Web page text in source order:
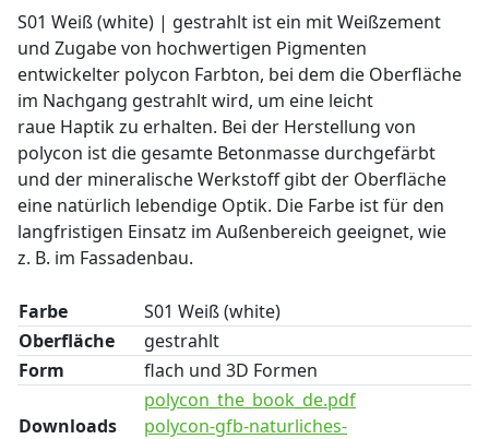
S01 Weiß (white) | gestrahlt ist ein mit Weißzement
und Zugabe von hochwertigen Pigmenten
entwickelter polycon Farbton, bei dem die Oberfläche
im Nachgang gestrahlt wird, um eine leicht
raue Haptik zu erhalten. Bei der Herstellung von
polycon ist die gesamte Betonmasse durchgefärbt
und der mineralische Werkstoff gibt der Oberfläche
eine natürlich lebendige Optik. Die Farbe ist für den
langfristigen Einsatz im Außenbereich geeignet, wie
z. B. im Fassadenbau.
Farbe
S01 Weiß (white)
Oberfläche
gestrahlt
Form
flach und 3D Formen
Downloads
polycon_the_book_de.pdf
polycon-gfb-naturliches-